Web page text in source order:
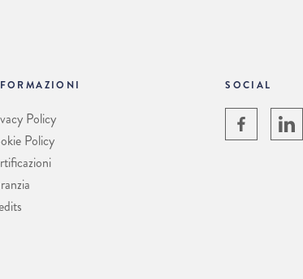
Policy
Policy
SOCIAL